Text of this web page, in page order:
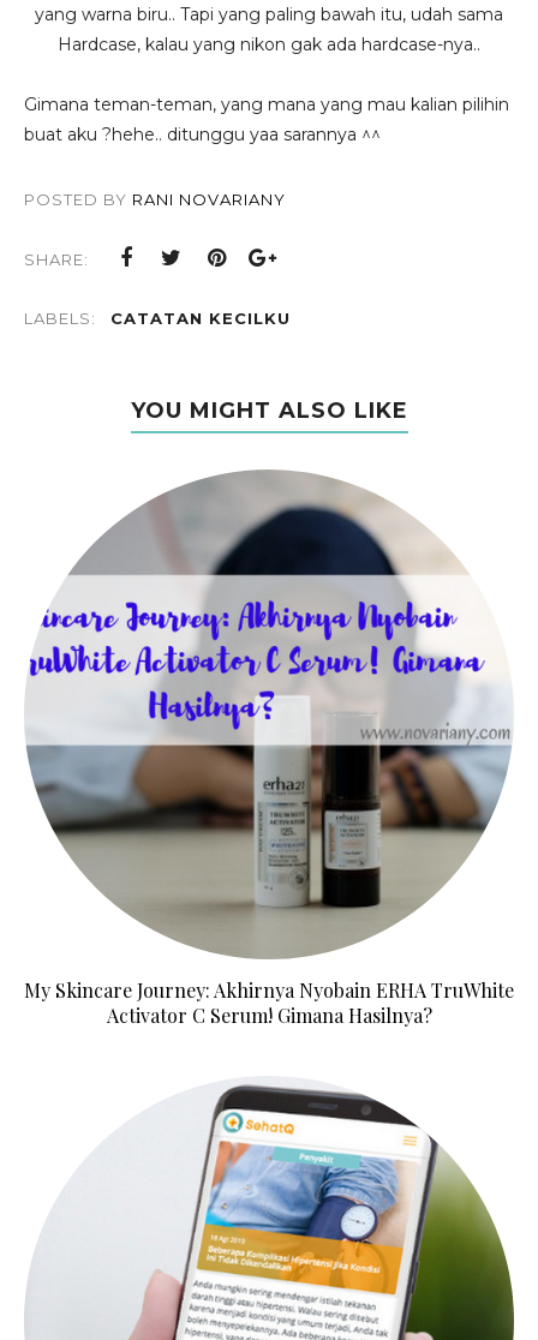
yang warna biru.. Tapi yang paling bawah itu, udah sama
Hardcase, kalau yang nikon gak ada hardcase-nya..
Gimana teman-teman, yang mana yang mau kalian pilihin
buat aku ?hehe.. ditunggu yaa sarannya ^^
POSTED BY RANI NOVARIANY
SHARE:
LABELS: CATATAN KECILKU
YOU MIGHT ALSO LIKE
My Skincare Journey: Akhirnya Nyobain ERHA TruWhite
Activator C Serum! Gimana Hasilnya?